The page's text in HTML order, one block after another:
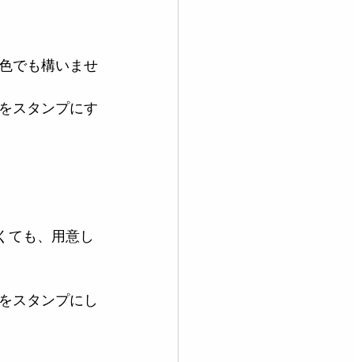
でも構いませ
スタンプにす
ても、用意し
スタンプにし